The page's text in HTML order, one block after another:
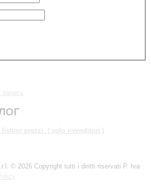
prezzi ( solo rivenditori )
© 2026 Copyright tutti i diritti riservati P. Iva